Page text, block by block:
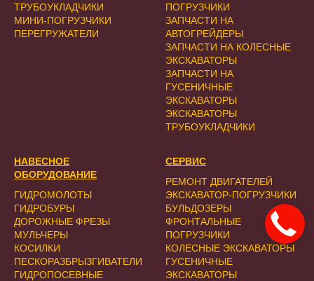
ТРУБОУКЛАДЧИКИ
МИНИ-ПОГРУЗЧИКИ
ПЕРЕГРУЖАТЕЛИ
НАВЕСНОЕ
ОБОРУДОВАНИЕ
ГИДРОМОЛОТЫ
ГИДРОБУРЫ
ДОРОЖНЫЕ ФРЕЗЫ
МУЛЬЧЕРЫ
КОСИЛКИ
ПЕСКОРАЗБРЫЗГИВАТЕЛИ
ГИДРОПОСЕВНЫЕ
ПОГРУЗЧИКИ
ЗАПЧАСТИ НА
АВТОГРЕЙДЕРЫ
ЗАПЧАСТИ НА КОЛЕСНЫЕ
ЭКСКАВАТОРЫ
ЗАПЧАСТИ НА
ГУСЕНИЧНЫЕ
ЭКСКАВАТОРЫ
ЭКСКАВАТОРЫ
ТРУБОУКЛАДЧИКИ
СЕРВИС
РЕМОНТ ДВИГАТЕЛЕЙ
ЭКСКАВАТОР-ПОГРУЗЧИКИ
БУЛЬДОЗЕРЫ
ФРОНТАЛЬНЫЕ
ПОГРУЗЧИКИ
КОЛЕСНЫЕ ЭКСКАВАТОРЫ
ГУСЕНИЧНЫЕ
ЭКСКАВАТОРЫ